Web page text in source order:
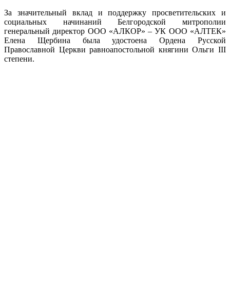
За значительный вклад и поддержку просветительских и
социальных начинаний Белгородской митрополии
генеральный директор ООО «АЛКОР» – УК ООО «АЛТЕК»
Елена Щербина была удостоена Ордена Русской
Православной Церкви равноапостольной княгини Ольги III
степени.